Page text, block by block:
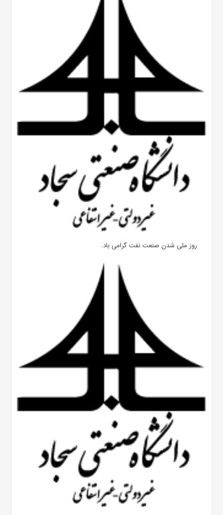
روز ملی شدن صنعت نفت گرامی باد.